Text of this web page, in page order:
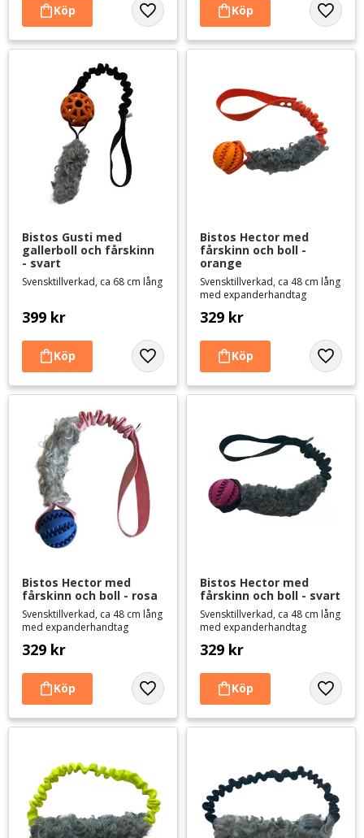
Lägg till i favoriter Lägg
Bistos Gusti med
gallerboll och fårskinn
- svart
Svensktillverkad, ca 68 cm lång
399 kr
Lägg till i favoriter
Bistos Hector med
fårskinn och boll -
orange
Svensktillverkad, ca 48 cm lång
med expanderhandtag
329 kr
Lägg
Bistos Hector med
fårskinn och boll - rosa
Svensktillverkad, ca 48 cm lång
med expanderhandtag
329 kr
Lägg till i favoriter
Bistos Hector med
fårskinn och boll - svart
Svensktillverkad, ca 48 cm lång
med expanderhandtag
329 kr
Lägg